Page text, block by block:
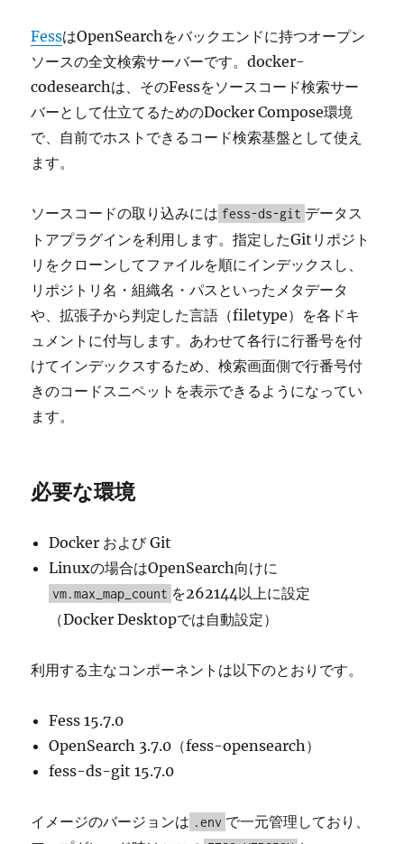
FessはOpenSearchをバックエンドに持つオープン
ソースの全文検索サーバーです。docker-
codesearchは、そのFessをソースコード検索サー
バーとして仕立てるためのDocker Compose環境
で、自前でホストできるコード検索基盤として使え
ます。
ソースコードの取り込みには fess-ds-git データス
トアプラグインを利用します。指定したGitリポジト
リをクローンしてファイルを順にインデックスし、
リポジトリ名・組織名・パスといったメタデータ
や、拡張子から判定した言語（filetype）を各ドキ
ュメントに付与します。あわせて各行に行番号を付
けてインデックスするため、検索画面側で行番号付
きのコードスニペットを表示できるようになってい
ます。
必要な環境
Docker および Git
Linuxの場合はOpenSearch向けに
vm.max_map_count を262144以上に設定
（Docker Desktopでは自動設定）
利用する主なコンポーネントは以下のとおりです。
Fess 15.7.0
OpenSearch 3.7.0（fess-opensearch）
fess-ds-git 15.7.0
イメージのバージョンは .env で一元管理しており、